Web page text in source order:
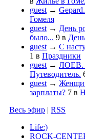
guest →
Гомеля
guest → День
было... 9 в
guest → С
1 в Праздники
guest → ЛОЕВ.
Путеводитель.
guest →
зарплаты? 7 в
Весь эфир | RSS
Life:)
ROCK-